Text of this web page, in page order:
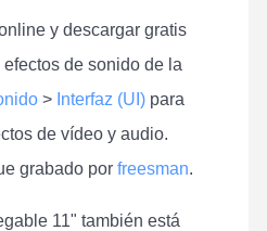
y descargar gratis
de sonido de la
> Interfaz (UI) para
de vídeo y audio.
grabado por freesman.
11" también está